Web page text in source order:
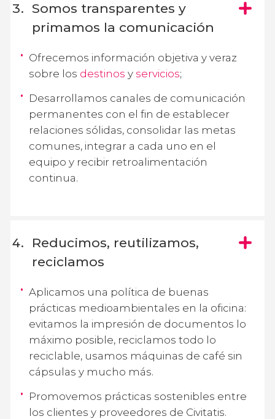
Somos transparentes y
primamos la comunicación
Ofrecemos información objetiva y veraz
sobre los destinos yservicios;
Desarrollamos canales de comunicación
permanentes con el fin de establecer
relaciones sólidas, consolidar las metas
comunes, integrar a cada uno en el
equipo y recibir retroalimentación
continua.
Reducimos, reutilizamos,
reciclamos
Aplicamos una política de buenas
prácticas medioambientales en la oficina:
evitamos la impresión de documentos lo
máximo posible, reciclamos todo lo
reciclable, usamos máquinas de café sin
cápsulas y mucho más.
Promovemos prácticas sostenibles entre
los clientes y proveedores de Civitatis.